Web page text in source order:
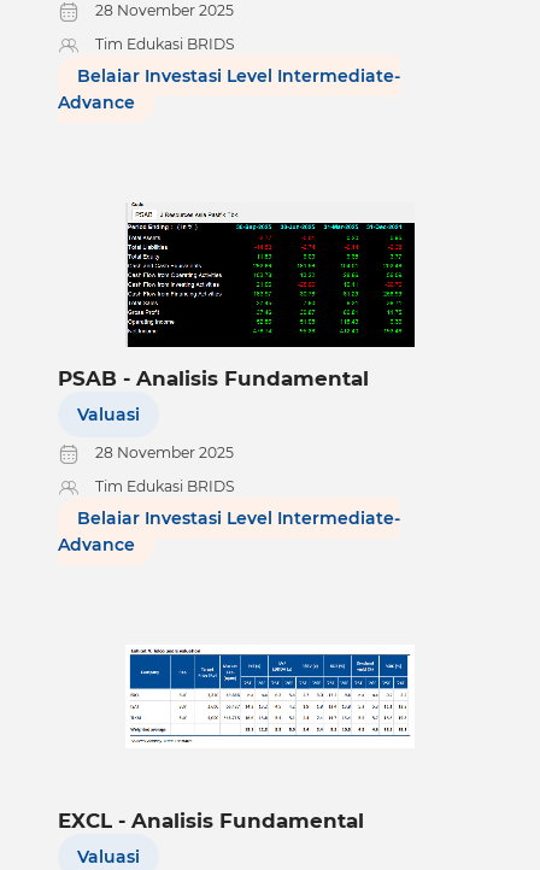
28 November 2025
Tim Edukasi BRIDS
Belajar Investasi Level Intermediate-
Advance
PSAB - Analisis Fundamental
Valuasi
28 November 2025
Tim Edukasi BRIDS
Belajar Investasi Level Intermediate-
Advance
EXCL - Analisis Fundamental
Valuasi